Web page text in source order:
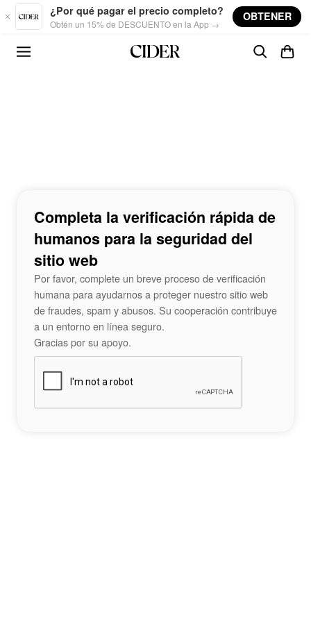
Skip to main content
¿Por qué pagar el precio completo?
Obtén un 15% de DESCUENTO en la App →
OBTENER
Completa la verificación rápida de
humanos para la seguridad del
sitio web
Por favor, complete un breve proceso de verificación
humana para ayudarnos a proteger nuestro sitio web
de fraudes, spam y abusos. Su cooperación contribuye
a un entorno en línea seguro.
Gracias por su apoyo.